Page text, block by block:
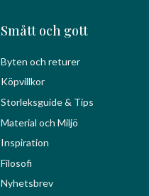
Smått och gott
Byten och returer
Köpvillkor
Storleksguide & Tips
Material och Miljö
Inspiration
Filosofi
Nyhetsbrev